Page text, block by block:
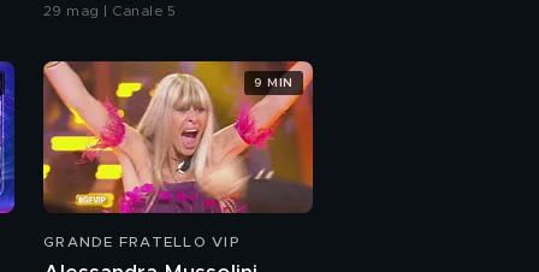
29 mag | Canale 5
GRANDE FRATELLO VIP
9 MIN